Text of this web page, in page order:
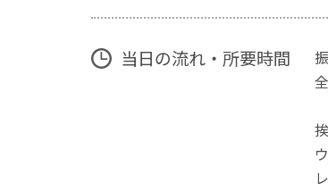
当日の流れ・所要時間